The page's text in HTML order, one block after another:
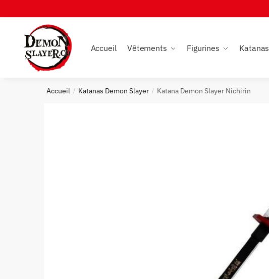
to
navigation
to
Accueil Vêtements Figurines Katanas
Accueil / Katanas Demon Slayer / Katana Demon Slayer Nichirin